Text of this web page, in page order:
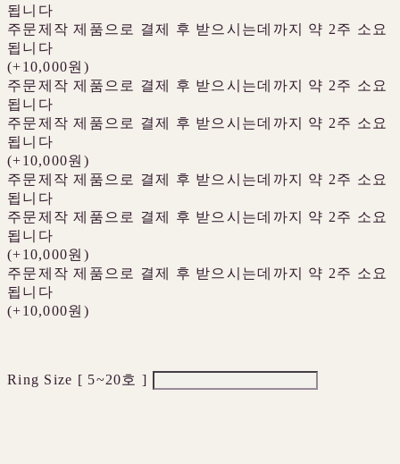
됩니다
주문제작 제품으로 결제 후 받으시는데까지 약 2주 소요
됩니다
(+10,000원)
주문제작 제품으로 결제 후 받으시는데까지 약 2주 소요
됩니다
주문제작 제품으로 결제 후 받으시는데까지 약 2주 소요
됩니다
(+10,000원)
주문제작 제품으로 결제 후 받으시는데까지 약 2주 소요
됩니다
주문제작 제품으로 결제 후 받으시는데까지 약 2주 소요
됩니다
(+10,000원)
주문제작 제품으로 결제 후 받으시는데까지 약 2주 소요
됩니다
(+10,000원)
Ring Size [ 5~20호 ]